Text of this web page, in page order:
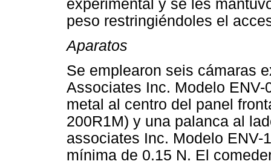
experimental y se les
peso restringiéndoles el
Aparatos
Se emplearon seis cámaras
Associates Inc. Modelo
metal al centro del panel
200R1M) y una palanca al
associates Inc. Modelo ENV-
mínima de 0.15 N. El